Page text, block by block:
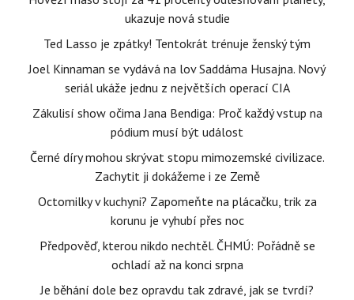
ukazuje nová studie
Ted Lasso je zpátky! Tentokrát trénuje ženský tým
Joel Kinnaman se vydává na lov Saddáma Husajna. Nový
seriál ukáže jednu z největších operací CIA
Zákulisí show očima Jana Bendiga: Proč každý vstup na
pódium musí být událost
Černé díry mohou skrývat stopu mimozemské civilizace.
Zachytit ji dokážeme i ze Země
Octomilky v kuchyni? Zapomeňte na plácačku, trik za
korunu je vyhubí přes noc
Předpověď, kterou nikdo nechtěl. ČHMÚ: Pořádně se
ochladí až na konci srpna
Je běhání dole bez opravdu tak zdravé, jak se tvrdí?